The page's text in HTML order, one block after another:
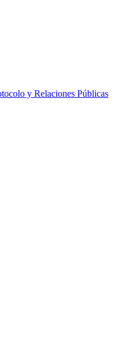
y Relaciones Públicas